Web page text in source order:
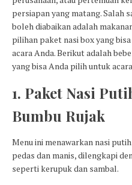
persiapan yang matang. Salah
boleh diabaikan adalah
pilihan paket nasi box yang
acara Anda. Berikut adalah
yang bisa Anda pilih untuk
1. Paket Nasi
Bumbu Rujak
Menu ini menawarkan nasi
pedas dan manis, dilengkapi
seperti kerupuk dan sambal.